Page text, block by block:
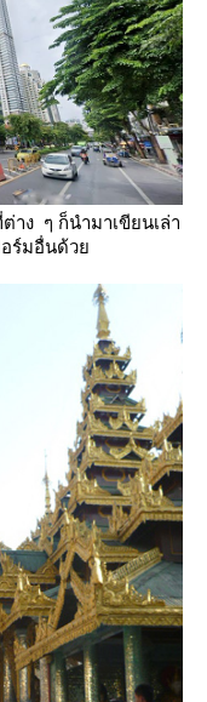
าง ๆ ก็นำมาเขียนเล่า
ร์มอื่นด้ว